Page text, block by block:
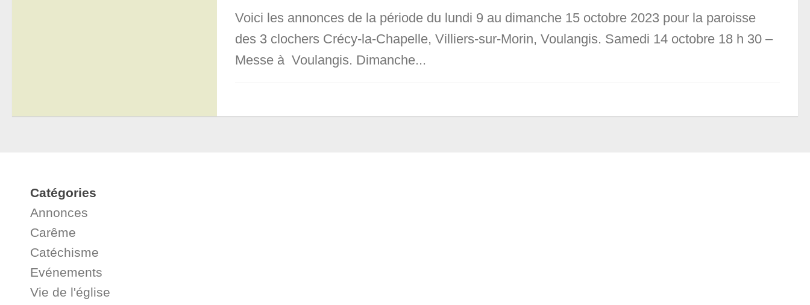
Voici les annonces de la période du lundi 9 au dimanche 15 octobre 2023 pour la paroisse
des 3 clochers Crécy-la-Chapelle, Villiers-sur-Morin, Voulangis. Samedi 14 octobre 18 h 30 –
Messe à Voulangis. Dimanche...
Catégories
Annonces
Carême
Catéchisme
Evénements
Vie de l'église